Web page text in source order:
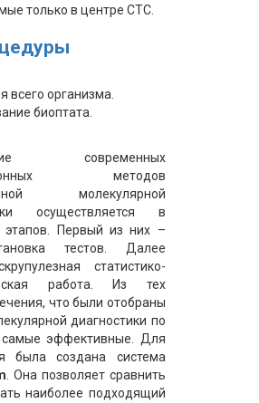
только в центре СТС.
организма.
биоптата.
современных
методов
молекулярной
осуществляется в
этапов. Первый из них –
тестов. Далее
статистико-
работа. Из тех
что были отобраны
диагностики по
самые эффективные. Для
была создана система
. Она позволяет сравнить
наиболее подходящий